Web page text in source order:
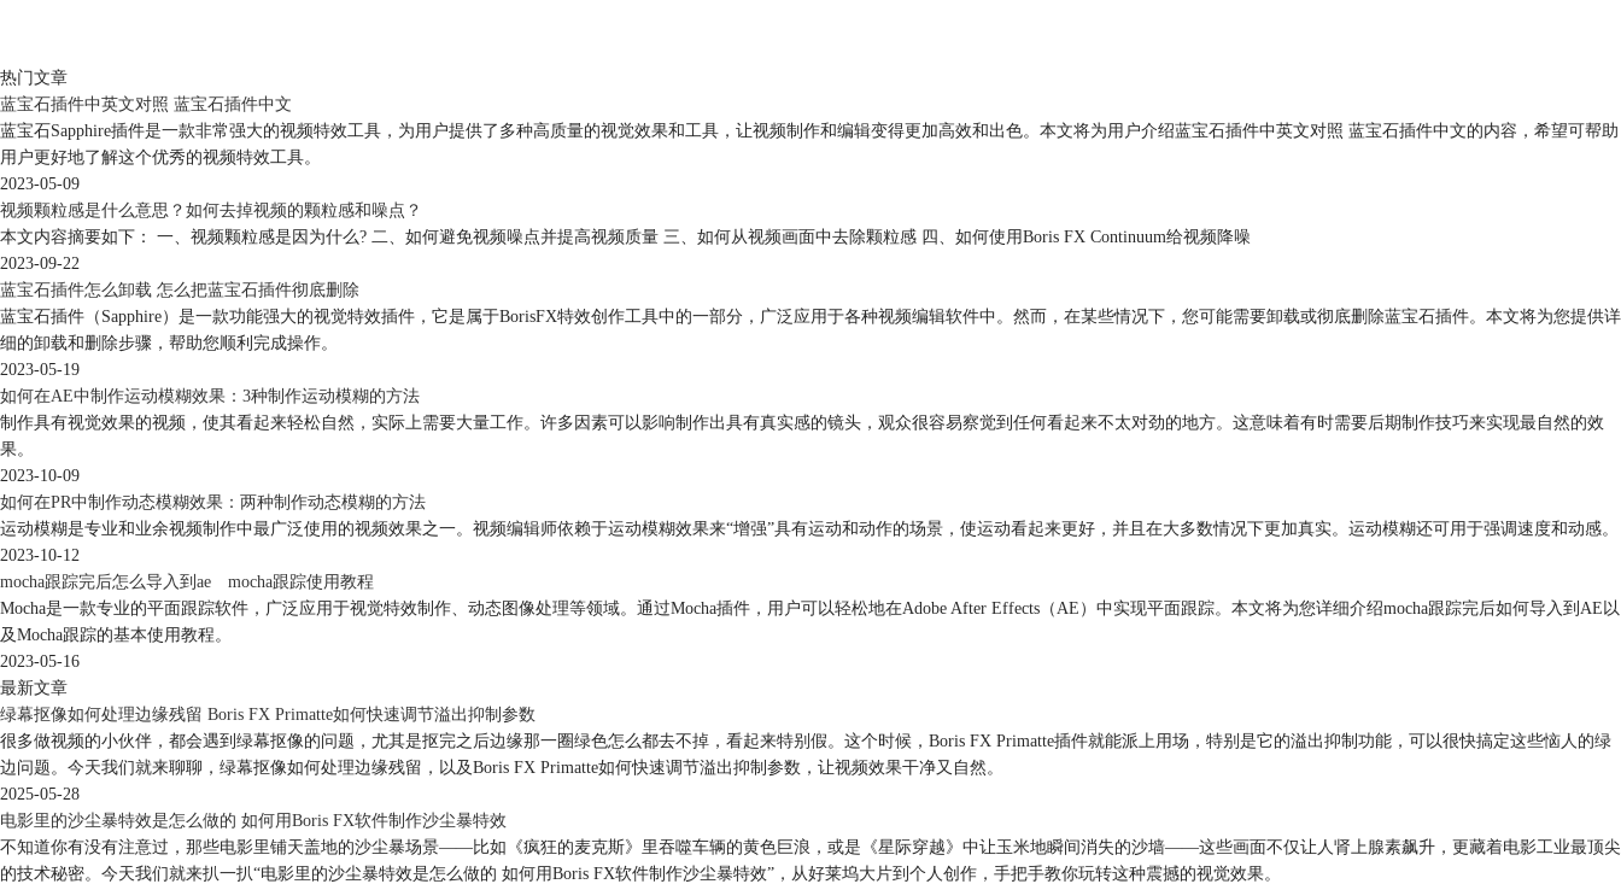
热门文章
蓝宝石插件中英文对照 蓝宝石插件中文
蓝宝石Sapphire插件是一款非常强大的视频特效工具，为用户提供了多种高质量的视觉效果和工具，让视频制作和编辑变得更加高效和出色。本文将为用户介绍蓝宝石插件中英文对照 蓝宝石插件中文的内容，希望可帮助
用户更好地了解这个优秀的视频特效工具。
2023-05-09
视频颗粒感是什么意思？如何去掉视频的颗粒感和噪点？
本文内容摘要如下： 一、视频颗粒感是因为什么? 二、如何避免视频噪点并提高视频质量 三、如何从视频画面中去除颗粒感 四、如何使用Boris FX Continuum给视频降噪
2023-09-22
蓝宝石插件怎么卸载 怎么把蓝宝石插件彻底删除
蓝宝石插件（Sapphire）是一款功能强大的视觉特效插件，它是属于BorisFX特效创作工具中的一部分，广泛应用于各种视频编辑软件中。然而，在某些情况下，您可能需要卸载或彻底删除蓝宝石插件。本文将为您提供详
细的卸载和删除步骤，帮助您顺利完成操作。
2023-05-19
如何在AE中制作运动模糊效果：3种制作运动模糊的方法
制作具有视觉效果的视频，使其看起来轻松自然，实际上需要大量工作。许多因素可以影响制作出具有真实感的镜头，观众很容易察觉到任何看起来不太对劲的地方。这意味着有时需要后期制作技巧来实现最自然的效
果。
2023-10-09
如何在PR中制作动态模糊效果：两种制作动态模糊的方法
运动模糊是专业和业余视频制作中最广泛使用的视频效果之一。视频编辑师依赖于运动模糊效果来“增强”具有运动和动作的场景，使运动看起来更好，并且在大多数情况下更加真实。运动模糊还可用于强调速度和动感。
2023-10-12
mocha跟踪完后怎么导入到ae mocha跟踪使用教程
Mocha是一款专业的平面跟踪软件，广泛应用于视觉特效制作、动态图像处理等领域。通过Mocha插件，用户可以轻松地在Adobe After Effects（AE）中实现平面跟踪。本文将为您详细介绍mocha跟踪完后如何导入到AE以
及Mocha跟踪的基本使用教程。
2023-05-16
最新文章
绿幕抠像如何处理边缘残留 Boris FX Primatte如何快速调节溢出抑制参数
很多做视频的小伙伴，都会遇到绿幕抠像的问题，尤其是抠完之后边缘那一圈绿色怎么都去不掉，看起来特别假。这个时候，Boris FX Primatte插件就能派上用场，特别是它的溢出抑制功能，可以很快搞定这些恼人的绿
边问题。今天我们就来聊聊，绿幕抠像如何处理边缘残留，以及Boris FX Primatte如何快速调节溢出抑制参数，让视频效果干净又自然。
2025-05-28
电影里的沙尘暴特效是怎么做的 如何用Boris FX软件制作沙尘暴特效
不知道你有没有注意过，那些电影里铺天盖地的沙尘暴场景——比如《疯狂的麦克斯》里吞噬车辆的黄色巨浪，或是《星际穿越》中让玉米地瞬间消失的沙墙——这些画面不仅让人肾上腺素飙升，更藏着电影工业最顶尖
的技术秘密。今天我们就来扒一扒“电影里的沙尘暴特效是怎么做的 如何用Boris FX软件制作沙尘暴特效”，从好莱坞大片到个人创作，手把手教你玩转这种震撼的视觉效果。